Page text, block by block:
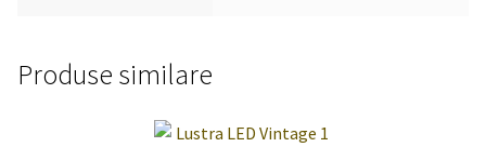
Produse similare